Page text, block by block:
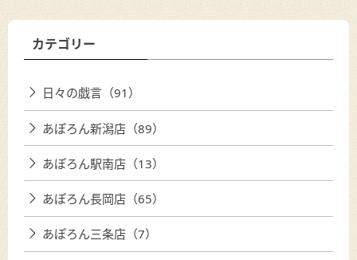
カテゴリー
日々の戯言（91）
あぽろん新潟店（89）
あぽろん駅南店（13）
あぽろん長岡店（65）
あぽろん三条店（7）